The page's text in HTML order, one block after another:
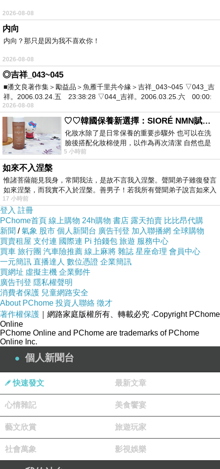
酯纖
維，
微彈
性
色
無
2026-08-08
内向
内向？那只是因为我不喜欢你！
2026-08-08
◎吉祥_043~045
■潘文良著作集＞勵益品＞魚雁千里共今緣＞吉祥_043~045 ▽043_吉
祥。2006.03.24.五 23:38:28 ▽044_吉祥。2006.03.25.六 00:00:
2026-08-08
♡♡韓國保養新選擇：SIORÉ NMN賦活泡泡化妝水♡♡
化妝水除了是日常保養的重要步驟外 也可以在洗
臉後搭配化妝棉使用，以作為再次清潔 自然也是
我的保養必備品項 不過，我對於化妝
5 小時前
如來不入涅槃
惟諸菩薩能見我身，常聞我法，是故不言我入涅槃。聲聞弟子雖復發言
如來涅槃，而我實不入於涅槃。善男子！若我所有聲聞弟子說言如來入
17 小時前
登入 註冊
PChome首頁 線上購物 24h購物 書店 露天拍賣 比比昂代購
新聞 /氣象 股市 個人新聞台 廣告刊登 加入聯播網 全球購物
買賣租屋 支付連 國際連 Pi 拍錢包 旅遊 服務中心
買車 旅行團 汽車險推薦 線上麻將 雜誌 星座命理 會員中心
一元簡訊 直播達人 數位憑證 企業簡訊
買網址 虛擬主機 企業郵件
廣告刊登 隱私權聲明
消費者保護 兒童網路安全
About PChome 投資人聯絡 徵才
著作權保護 ｜網路家庭版權所有、轉載必究 ‧Copyright PChome
Online
PChome Online and PChome are trademarks of PChome
Online Inc.
個人新聞台
快速發文 最新文章
心情雜記 美食饗宴
藝文欣賞 旅遊玩家
社會萬象 影視娛樂